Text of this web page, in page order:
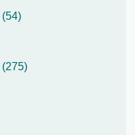
(54)
(275)